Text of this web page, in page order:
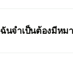
ฉันจำเป็นต้องมีหม